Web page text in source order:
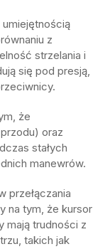
umiejętnością
z
strzelania i
się pod presją,
że
oraz
stałych
manewrów.
przełączania
na tym, że kursor
mają trudności z
takich jak